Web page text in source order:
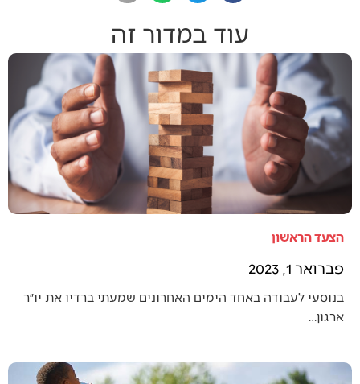
עוד במדור זה
הצעד הראשון
פברואר 1, 2023
בנוסעי לעבודה באחד הימים האחרונים שמעתי ברדיו את יו״ר
ארגון…